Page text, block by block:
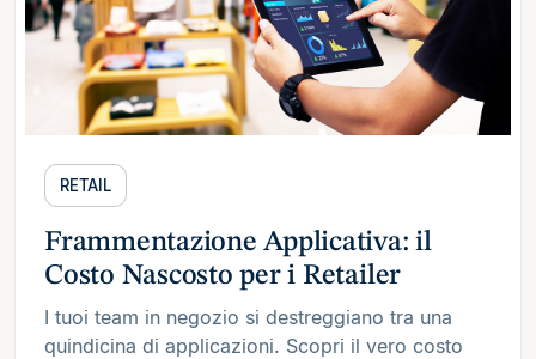
RETAIL
Frammentazione Applicativa: il
Costo Nascosto per i Retailer
I tuoi team in negozio si destreggiano tra una
quindicina di applicazioni. Scopri il vero costo